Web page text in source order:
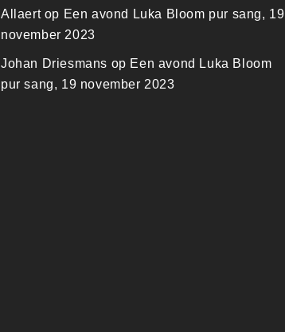
Allaertop Een avond Luka Bloom pur sang, 19
november 2023
Johan Driesmans op Een avond Luka Bloom
pur sang, 19 november 2023